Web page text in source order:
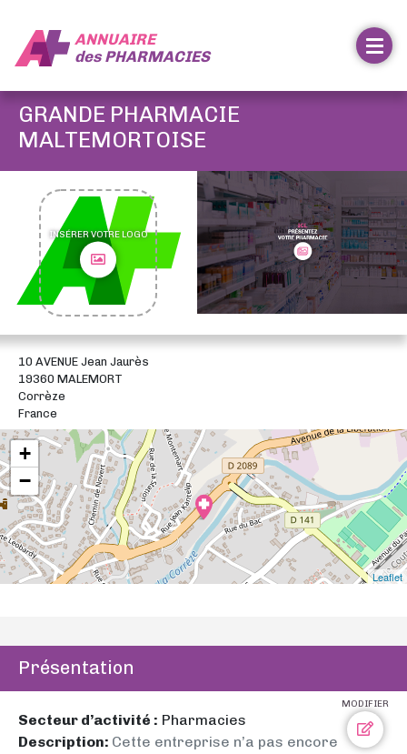
ANNUAIRE
desPHARMACIES
GRANDE PHARMACIE
MALTEMORTOISE
INSÉRER VOTRE LOGO
10 AVENUE Jean Jaurès
19360 MALEMORT
Corrèze
France
+
−
Leaflet
Présentation
MODIFIER
Secteur d’activité : Pharmacies
Description: Cette entreprise n’a pas encore